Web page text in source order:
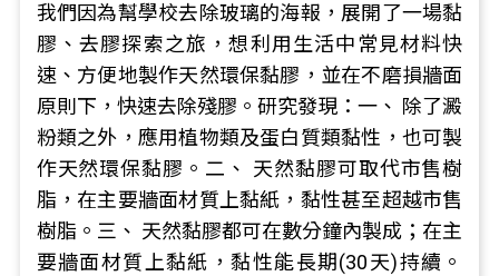
我們因為幫學校去除玻璃的海報，展開了一場黏
膠、去膠探索之旅，想利用生活中常見材料快
速、方便地製作天然環保黏膠，並在不磨損牆面
原則下，快速去除殘膠。研究發現：一、 除了澱
粉類之外，應用植物類及蛋白質類黏性，也可製
作天然環保黏膠。二、 天然黏膠可取代市售樹
脂，在主要牆面材質上黏紙，黏性甚至超越市售
樹脂。三、 天然黏膠都可在數分鐘內製成；在主
要牆面材質上黏紙，黏性能長期(30天)持續。